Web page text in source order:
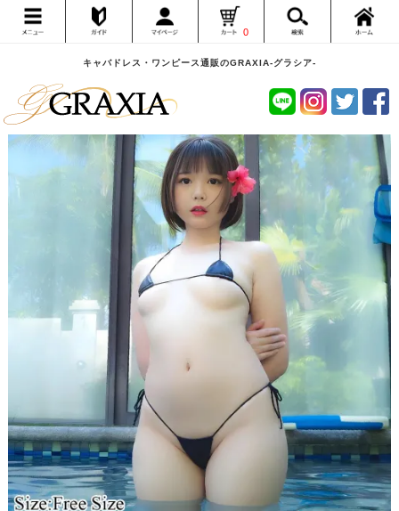
キャバドレス・ワンピース通販のGRAXIA-グラシア-
0